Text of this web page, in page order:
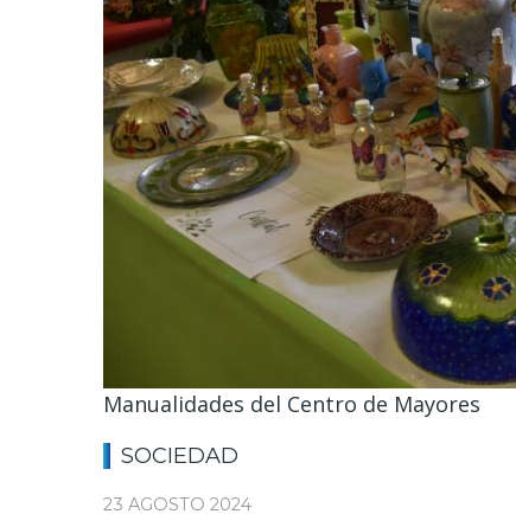
Manualidades del Centro de Mayores
SOCIEDAD
23 AGOSTO 2024